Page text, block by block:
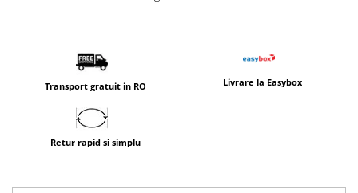
Transport gratuit in RO Livrare la Easybox
Retur rapid si simplu